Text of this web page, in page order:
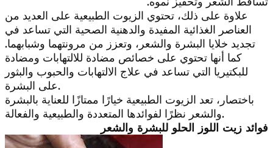
علاوة على ذلك، تحتوي الزيوت الطبيعية على العديد من
العناصر الغذائية المفيدة والدهنية الصحية التي تساعد في
تجديد خلايا البشرة والشعر، وتعزز من مرونتهما وشبابهما.
كما أنها تحتوي على خصائص مضادة للالتهابات ومضادة
للبكتيريا التي تساعد في علاج الالتهابات والحبوب والبثور
على البشرة.
باختصار، تعد الزيوت الطبيعية خيارًا ممتازًا للعناية بالبشرة
والشعر نظرًا لفوائدها المتعددة والطبيعية والفعالة.
فوائد زيت اللوز الحلو للبشرة والشعر